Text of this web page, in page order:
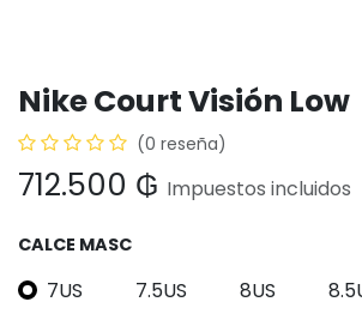
Nike Court Visión Low
(0 reseña)
712.500 ₲ Impuestos incluidos
CALCE MASC
7US 7.5US 8US